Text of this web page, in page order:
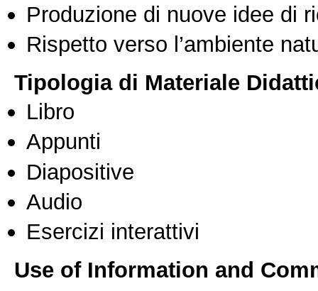
Produzione di nuove idee di
Rispetto verso l’ambiente
Tipologia di Materiale
Libro
Appunti
Diapositive
Audio
Esercizi interattivi
Use of Information and